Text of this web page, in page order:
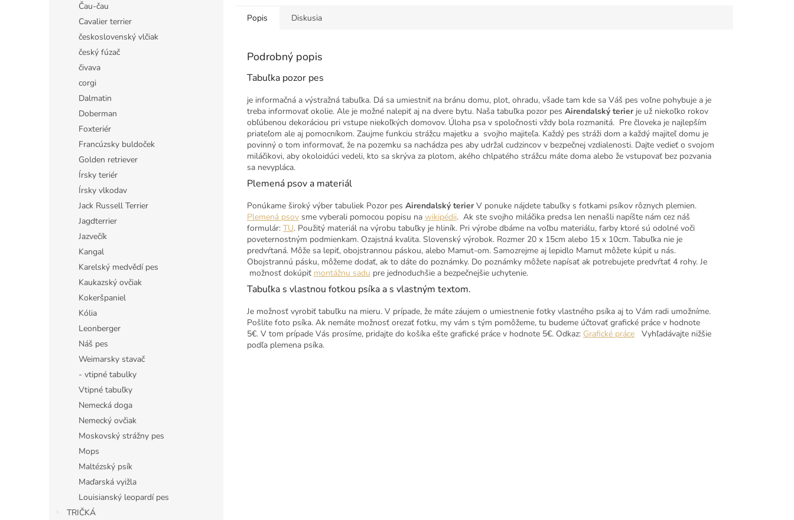
Čau-čau
Cavalier terrier
československý vlčiak
český fúzač
čivava
corgi
Dalmatin
Doberman
Foxteriér
Francúzsky buldoček
Golden retriever
Írsky teriér
Írsky vlkodav
Jack Russell Terrier
Jagdterrier
Jazvečík
Kangal
Karelský medvědí pes
Kaukazský ovčiak
Kokeršpaniel
Kólia
Leonberger
Náš pes
Weimarsky stavač
- vtipné tabulky
Vtipné tabuľky
Nemecká doga
Nemecký ovčiak
Moskovský strážny pes
Mops
Maltézský psík
Maďarská vyižla
Louisianský leopardí pes
TRIČKÁ
Popis Diskusia
Podrobný popis
Tabuľka pozor pes
je informačná a výstražná tabuľka. Dá sa umiestniť na bránu domu, plot, ohradu, všade tam kde sa Váš pes voľne pohybuje a je
treba informovať okolie. Ale je možné nalepiť aj na dvere bytu. Naša tabuľka pozor pes Airendalský terier je už niekoľko rokov
obľúbenou dekoráciou pri vstupe niekoľkých domovov. Úloha psa v spoločnosti vždy bola rozmanitá. Pre človeka je najlepším
priateľom ale aj pomocníkom. Zaujme funkciu strážcu majetku a svojho majiteľa. Každý pes stráži dom a každý majiteľ domu je
povinný o tom informovať, že na pozemku sa nachádza pes aby udržal cudzincov v bezpečnej vzdialenosti. Dajte vedieť o svojom
miláčikovi, aby okoloidúci vedeli, kto sa skrýva za plotom, akého chlpatého strážcu máte doma alebo že vstupovať bez pozvania
sa nevypláca.
Plemená psov a materiál
Ponúkame široký výber tabuliek Pozor pes Airendalský terierV ponuke nájdete tabuľky s fotkami psíkov rôznych plemien.
Plemená psov sme vyberali pomocou popisu na wikipédii. Ak ste svojho miláčika predsa len nenašli napíšte nám cez náš
formulár: TU. Použitý materiál na výrobu tabuľky je hliník. Pri výrobe dbáme na voľbu materiálu, farby ktoré sú odolné voči
poveternostným podmienkam. Ozajstná kvalita. Slovenský výrobok. Rozmer 20 x 15cm alebo 15 x 10cm. Tabuľka nie je
predvŕtaná. Môže sa lepiť, obojstrannou páskou, alebo Mamut-om. Samozrejme aj lepidlo Mamut môžete kúpiť u nás.
Obojstrannú pásku, môžeme dodať, ak to dáte do poznámky. Do poznámky môžete napísať ak potrebujete predvŕtať 4 rohy. Je
možnosť dokúpiť montážnu sadu pre jednoduchšie a bezpečnejšie uchytenie.
Tabuľka s vlastnou fotkou psíka a s vlastným textom.
Je možnosť vyrobiť tabuľku na mieru. V prípade, že máte záujem o umiestnenie fotky vlastného psíka aj to Vám radi umožníme.
Pošlite foto psíka. Ak nemáte možnosť orezať fotku, my vám s tým pomôžeme, tu budeme účtovať grafické práce v hodnote
5€. V tom prípade Vás prosíme, pridajte do košíka ešte grafické práce v hodnote 5€. Odkaz: Grafické práce Vyhľadávajte nižšie
podľa plemena psíka.